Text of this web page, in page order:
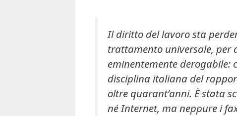
Il diritto del lavoro sta
trattamento universale, per
eminentemente derogabile:
disciplina italiana del
oltre quarant’anni. È stata
né Internet, ma neppure i